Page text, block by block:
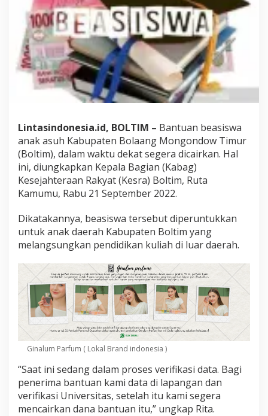
h
B
o
l
t
m
S
e
g
r
a
C
a
i
i
t
a
:
a
l
a
m
P
r
o
s
e
V
e
r
i
Lintasindonesia.id, BOLTIM – Bantuan beasiswa
anak asuh Kabupaten Bolaang Mongondow Timur
(Boltim), dalam waktu dekat segera dicairkan. Hal
ini, diungkapkan Kepala Bagian (Kabag)
Kesejahteraan Rakyat (Kesra) Boltim, Ruta
Kamumu, Rabu 21 September 2022.
Dikatakannya, beasiswa tersebut diperuntukkan
untuk anak daerah Kabupaten Boltim yang
melangsungkan pendidikan kuliah di luar daerah.
Ginalum Parfum ( Lokal Brand indonesia )
“Saat ini sedang dalam proses verifikasi data. Bagi
penerima bantuan kami data di lapangan dan
verifikasi Universitas, setelah itu kami segera
mencairkan dana bantuan itu,” ungkap Rita.